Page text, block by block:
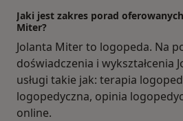
Jaki jest zakres porad
Miter?
Jolanta Miter to logopeda. Na
doświadczenia i wykształcenia
usługi takie jak: terapia
logopedyczna, opinia
online.